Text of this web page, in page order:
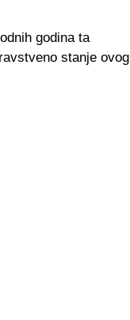
godina ta
stanje ovog